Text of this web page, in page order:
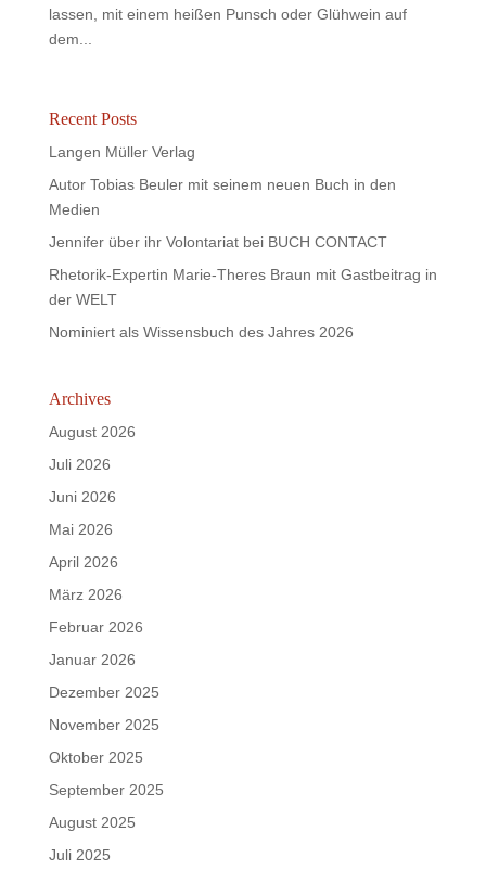
lassen, mit einem heißen Punsch oder Glühwein auf
dem...
Recent Posts
Langen Müller Verlag
Autor Tobias Beuler mit seinem neuen Buch in den
Medien
Jennifer über ihr Volontariat bei BUCH CONTACT
Rhetorik-Expertin Marie-Theres Braun mit Gastbeitrag in
der WELT
Nominiert als Wissensbuch des Jahres 2026
Archives
August 2026
Juli 2026
Juni 2026
Mai 2026
April 2026
März 2026
Februar 2026
Januar 2026
Dezember 2025
November 2025
Oktober 2025
September 2025
August 2025
Juli 2025